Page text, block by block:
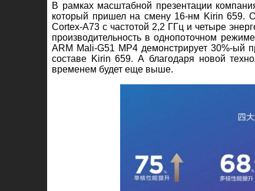
В рамках масштабной презентации
который пришел на смену 16-нм Kirin 659.
Cortex-A73 с частотой 2,2 ГГц и четыре
производительность в однопоточном
ARM Mali-G51 MP4 демонстрирует 30%-ый
составе Kirin 659. А благодаря новой
временем будет еще выше.